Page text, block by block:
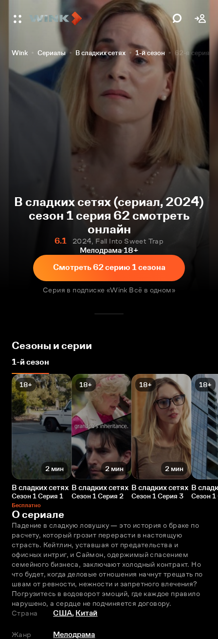
Wink Сериалы В сладких сетях 1-й сезон 62-я серия
В сладких сетях (сериал, 2024)
сезон 1 серия 62 смотреть
онлайн
6.1
2024, Fall Into Sweet Trap
Мелодрама 18+
Смотреть 62 серию 1 сезона
Серия в подписке «Wink Всё в одном»
Сезоны и серии
1-й сезон
18+
2 мин
В сладких сетях
Сезон 1 Серия 1
Бесплатно
18+
2 мин
В сладких сетях
Сезон 1 Серия 2
18+
2 мин
В сладких сетях
Сезон 1 Серия 3
18+
В
Сезон
О сериале
Падение в сладкую ловушку — это история о браке по
расчету, который грозит перерасти в настоящую
страсть. Кейтлин, уставшая от предательства и
офисных интриг, и Саймон, одержимый спасением
семейного бизнеса, заключают холодный контракт. Но
что будет, когда деловые отношения начнут трещать по
швам от ревности, нежности и запретного влечения?
Погрузитесь в водоворот эмоций, где каждое правило
нарушено, а сердце не подчиняется договору.
Страна
США, Китай
Жанр Мелодрама